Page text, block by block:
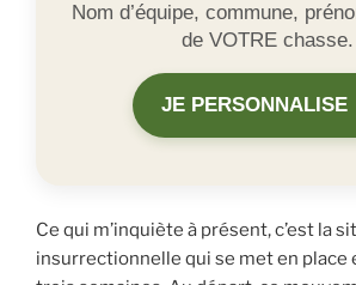
Nom d’équipe, commune,
de VOTRE chasse.
JE
Ce qui m’inquiète à présent, c’est la
insurrectionnelle qui se met en place